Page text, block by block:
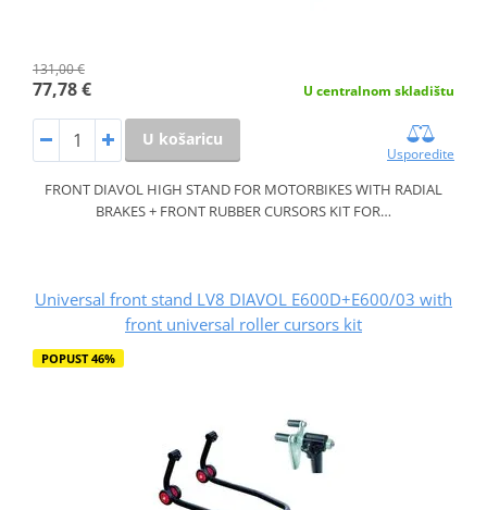
131,00 €
77,78 € U centralnom skladištu
U košaricu
Usporedite
FRONT DIAVOL HIGH STAND FOR MOTORBIKES WITH RADIAL
BRAKES + FRONT RUBBER CURSORS KIT FOR…
Universal front stand LV8 DIAVOL E600D+E600/03 with
front universal roller cursors kit
POPUST 46%